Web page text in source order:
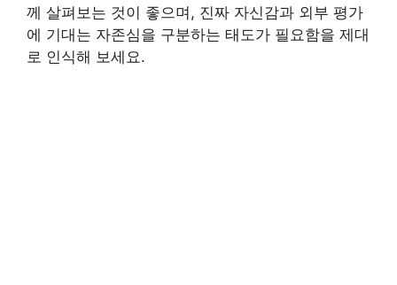
께 살펴보는 것이 좋으며, 진짜 자신감과 외부 평가
에 기대는 자존심을 구분하는 태도가 필요함을 제대
로 인식해 보세요.